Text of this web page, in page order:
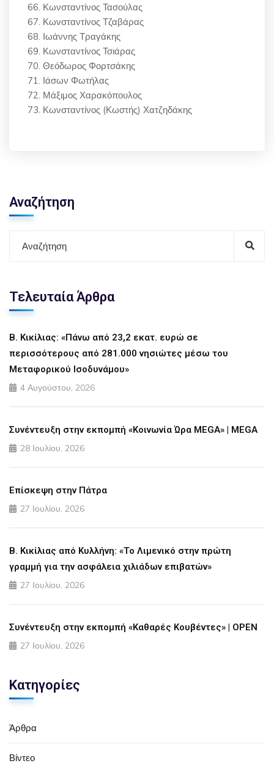
Κωνσταντίνος Τασούλας
Κωνσταντίνος Τζαβάρας
Ιωάννης Τραγάκης
Κωνσταντίνος Τσιάρας
Θεόδωρος Φορτσάκης
Ιάσων Φωτήλας
Μάξιμος Χαρακόπουλος
Κωνσταντίνος (Κωστής) Χατζηδάκης
Αναζήτηση
Τελευταία Άρθρα
Β. Κικίλιας: «Πάνω από 23,2 εκατ. ευρώ σε
περισσότερους από 281.000 νησιώτες μέσω του
Μεταφορικού Ισοδυνάμου»
4 Αυγούστου, 2026
Συνέντευξη στην εκπομπή «Κοινωνία Ώρα MEGA» | MEGA
28 Ιουλίου, 2026
Επίσκεψη στην Πάτρα
27 Ιουλίου, 2026
Β. Κικίλιας από Κυλλήνη: «Το Λιμενικό στην πρώτη
γραμμή για την ασφάλεια χιλιάδων επιβατών»
27 Ιουλίου, 2026
Συνέντευξη στην εκπομπή «Καθαρές Κουβέντες» | OPEN
27 Ιουλίου, 2026
Κατηγορίες
Άρθρα
Βίντεο